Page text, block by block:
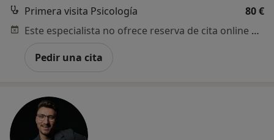
Primera visita Psicología
80 €
Este especialista no ofrece reserva de cita online en esta dirección.
Pedir una cita